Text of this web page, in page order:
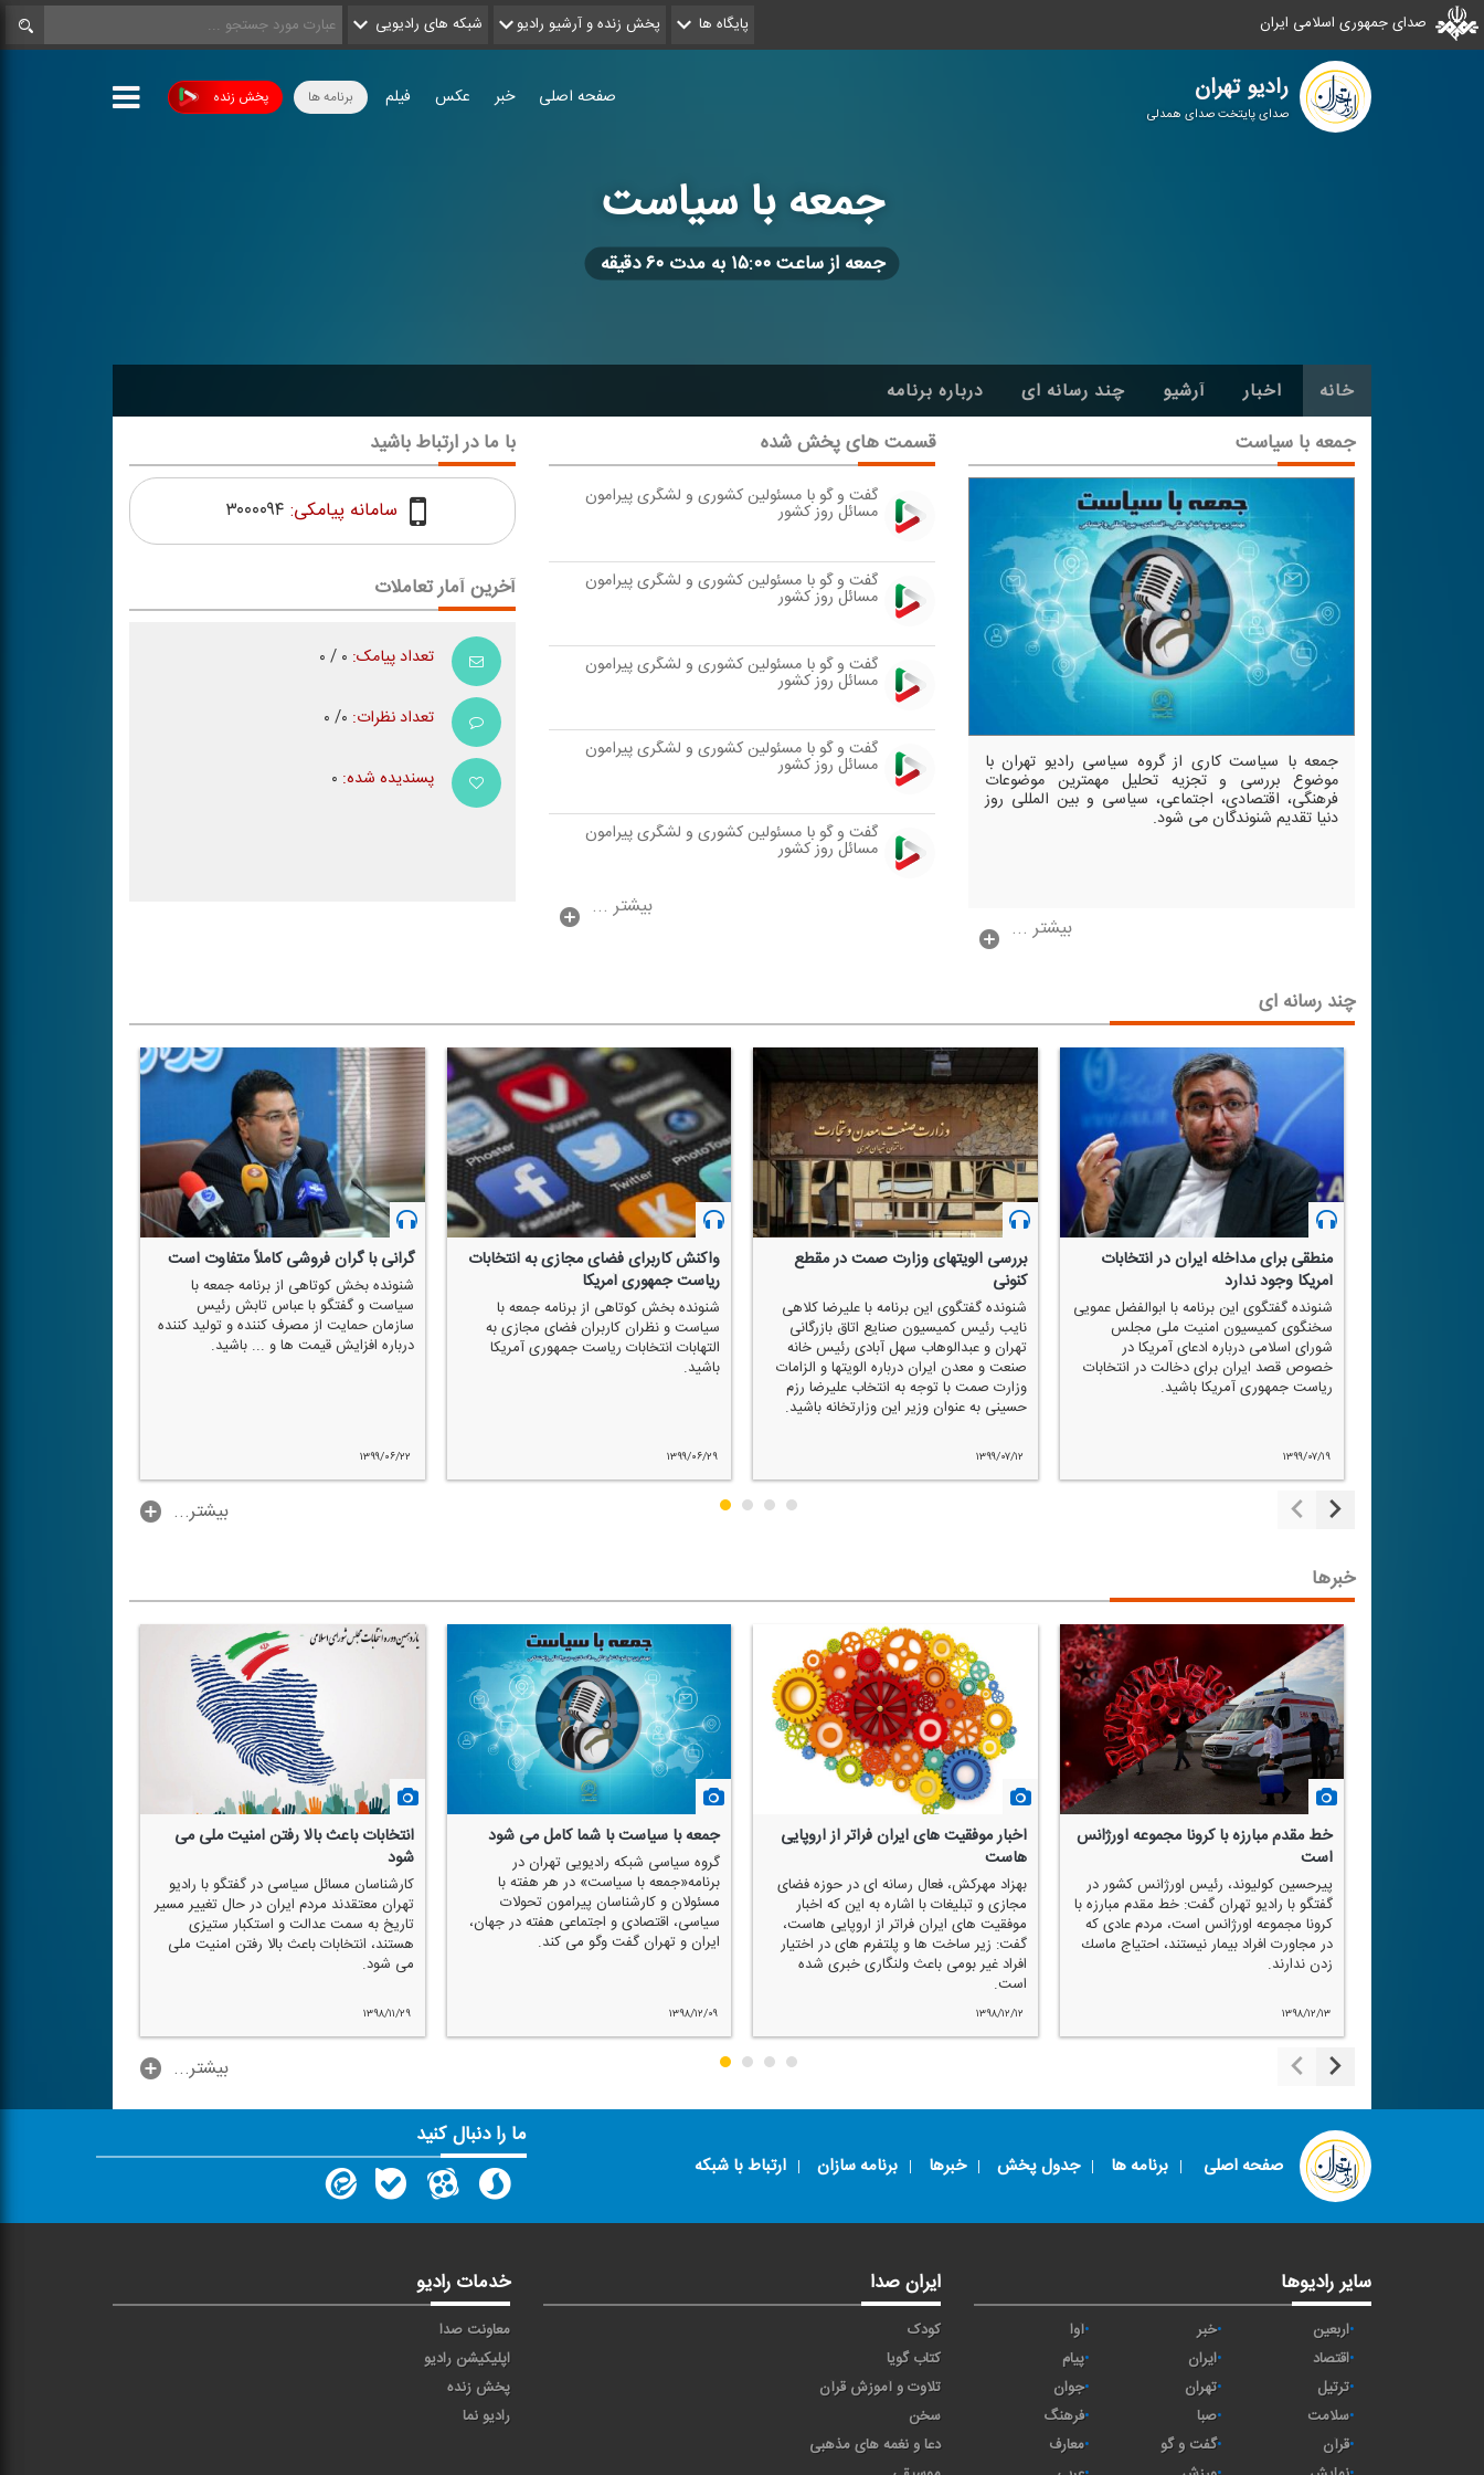
صدای جمهوری اسلامی ایران پایگاه ها پخش زنده و آرشیو رادیو شبکه های رادیویی
رادیو تهران
صدای پایتخت صدای همدلی
پخش زنده برنامه ها صفحه اصلی خبر عکس فیلم
جمعه با سیاست
جمعه از ساعت ۱۵:۰۰ به مدت ۶۰ دقیقه
خانه اخبار آرشیو چند رسانه ای درباره برنامه
جمعه با سیاست
جمعه با سیاست كاری از گروه سیاسی رادیو تهران با
موضوع بررسی و تجزیه تحلیل مهمترین موضوعات
فرهنگی، اقتصادی، اجتماعی، سیاسی و بین المللی روز
دنیا تقدیم شنوندگان می شود.
بیشتر ...
قسمت های پخش شده
گفت و گو با مسئولین كشوری و لشگری پیرامون
مسائل روز كشور
گفت و گو با مسئولین كشوری و لشگری پیرامون
مسائل روز كشور
گفت و گو با مسئولین كشوری و لشگری پیرامون
مسائل روز كشور
گفت و گو با مسئولین كشوری و لشگری پیرامون
مسائل روز كشور
گفت و گو با مسئولین كشوری و لشگری پیرامون
مسائل روز كشور
بیشتر ...
با ما در ارتباط باشید
سامانه پیامکی:۳۰۰۰۰۹۴
آخرین آمار تعاملات
تعداد پیامک:
تعداد نظرات:
پسندیده شده:
چند رسانه ای
منطقی برای مداخله ایران در انتخابات
آمریكا وجود ندارد
شنونده گفتگوی این برنامه با ابوالفضل عمویی
سخنگوی كمیسیون امنیت ملی مجلس
شورای اسلامی درباره ادعای آمریكا در
خصوص قصد ایران برای دخالت در انتخابات
ریاست جمهوری آمریكا باشید.
۱۳۹۹/۰۷/۱۹
بررسی الویتهای وزارت صمت در مقطع
كنونی
شنونده گفتگوی این برنامه با علیرضا كلاهی
نایب رئیس كمیسیون صنایع اتاق بازرگانی
تهران و عبدالوهاب سهل آبادی رئیس خانه
صنعت و معدن ایران درباره الویتها و الزامات
وزارت صمت با توجه به انتخاب علیرضا رزم
حسینی به عنوان وزیر این وزارتخانه باشید.
۱۳۹۹/۰۷/۱۲
واكنش كاربرای فضای مجازی به انتخابات
ریاست جمهوری آمریكا
شنونده بخش كوتاهی از برنامه جمعه با
سیاست و نظران كاربران فضای مجازی به
التهابات انتخابات ریاست جمهوری آمریكا
باشید.
۱۳۹۹/۰۶/۲۹
گرانی با گران فروشی كاملاً متفاوت است
شنونده بخش كوتاهی از برنامه جمعه با
سیاست و گفتگو با عباس تابش رئیس
سازمان حمایت از مصرف كننده و تولید كننده
درباره افزایش قیمت ها و ... باشید.
۱۳۹۹/۰۶/۲۲
...بیشتر
خبرها
خط مقدم مبارزه با كرونا مجموعه اورژانس
است
پیرحسین كولیوند، رئیس اورژانس كشور در
گفتگو با رادیو تهران گفت: خط مقدم مبارزه با
كرونا مجموعه اورژانس است، مردم عادی كه
در مجاورت افراد بیمار نیستند، احتیاج ماسك
زدن ندارند.
۱۳۹۸/۱۲/۱۳
اخبار موفقیت های ایران فراتر از اروپایی
هاست
بهزاد مهركش، فعال رسانه ای در حوزه فضای
مجازی و تبلیغات با اشاره به این كه اخبار
موفقیت های ایران فراتر از اروپایی هاست،
گفت: زیر ساخت ها و پلتفرم های در اختیار
افراد غیر بومی باعث ولنگاری خبری شده
است.
۱۳۹۸/۱۲/۱۲
جمعه با سیاست با شما كامل می شود
گروه سیاسی شبكه رادیویی تهران در
برنامه«جمعه با سیاست» در هر هفته با
مسئولان و كارشناسان پیرامون تحولات
سیاسی، اقتصادی و اجتماعی هفته در جهان،
ایران و تهران گفت وگو می كند.
۱۳۹۸/۱۲/۰۹
انتخابات باعث بالا رفتن امنیت ملی می
شود
كارشناسان مسائل سیاسی در گفتگو با رادیو
تهران معتقدند مردم ایران در حال تغییر مسیر
تاریخ به سمت عدالت و استكبار ستیزی
هستند، انتخابات باعث بالا رفتن امنیت ملی
می شود.
۱۳۹۸/۱۱/۲۹
...بیشتر
صفحه اصلی برنامه ها جدول پخش خبرها برنامه سازان ارتباط با شبکه
ما را دنبال کنید
سایر رادیوها
اربعین خبر
آوا
اقتصاد
ايران
پیام
ترتیل
تهران
جوان
سلامت
صبا
فرهنگ
قرآن
گفت و گو
معارف
ایران صدا
کودک
کتاب گویا
تلاوت و آموزش قرآن
سخن
دعا و نغمه های مذهبی
خدمات رادیو
معاونت صدا
اپلیکیشن رادیو
پخش زنده
رادیو نما